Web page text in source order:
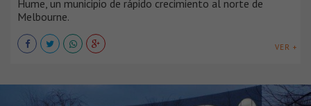
Hume, un municipio de rápido crecimiento al norte de
Melbourne.
VER +